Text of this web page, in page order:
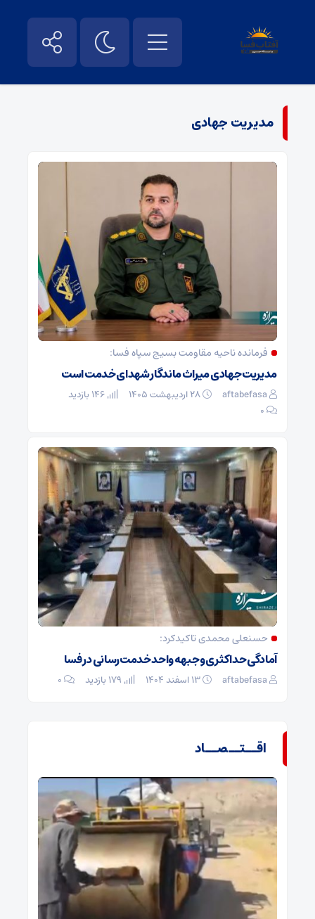
مدیریت جهادی
فرمانده ناحیه مقاومت بسیج سپاه فسا:
مدیریت جهادی میراث ماندگار شهدای خدمت است
aftabefasa
۰
حسنعلی محمدی تاکیدکرد:
آمادگی حداکثری و جبهه واحد خدمت‌رسانی در فسا
aftabefasa ۰
اقــتــصــاد